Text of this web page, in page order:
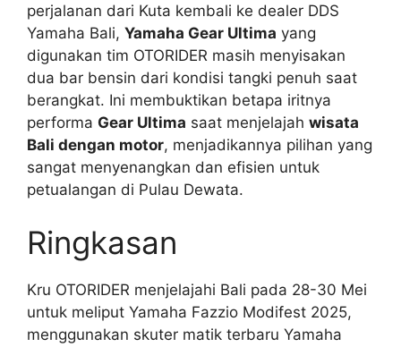
perjalanan dari Kuta kembali ke dealer DDS
Yamaha Bali, Yamaha Gear Ultima yang
digunakan tim OTORIDER masih menyisakan
dua bar bensin dari kondisi tangki penuh saat
berangkat. Ini membuktikan betapa iritnya
performa Gear Ultima saat menjelajah wisata
Bali dengan motor, menjadikannya pilihan yang
sangat menyenangkan dan efisien untuk
petualangan di Pulau Dewata.
Ringkasan
Kru OTORIDER menjelajahi Bali pada 28-30 Mei
untuk meliput Yamaha Fazzio Modifest 2025,
menggunakan skuter matik terbaru Yamaha